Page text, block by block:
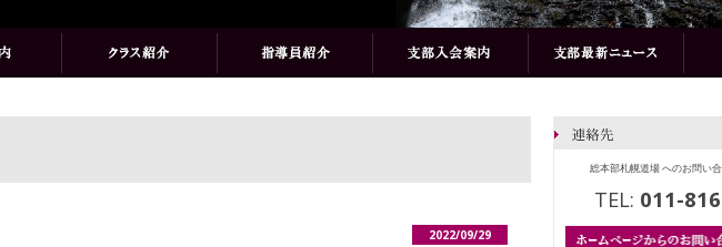
2022/09/29
総本部札幌道場 へのお問い
TEL: 011-